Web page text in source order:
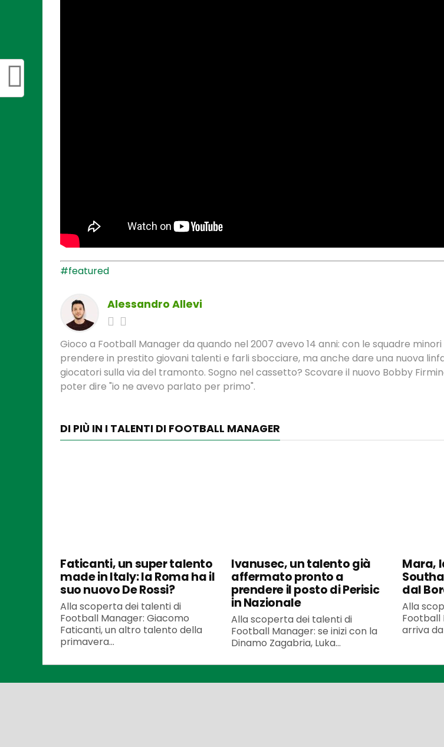
#featured
Alessandro Allevi
Gioco a Football Manager da quando nel 2007 avevo 14 anni: con le squadre
prendere in prestito giovani talenti e farli sbocciare, ma anche dare una nuova
giocatori sulla via del tramonto. Sogno nel cassetto? Scovare il nuovo Bobby
poter dire "io ne avevo parlato per primo".
DI PIÙ IN I TALENTI DI FOOTBALL MANAGER
Faticanti, un super talento
made in Italy: la Roma ha il
suo nuovo De Rossi?
Alla scoperta dei talenti di
Football Manager: Giacomo
Faticanti, un altro talento della
primavera...
Ivanusec, un talento già
affermato pronto a
prendere il posto di Perisic
in Nazionale
Alla scoperta dei talenti di
Football Manager: se inizi con la
Dinamo Zagabria, Luka...
Mara,
dal
Alla
Football
arriva